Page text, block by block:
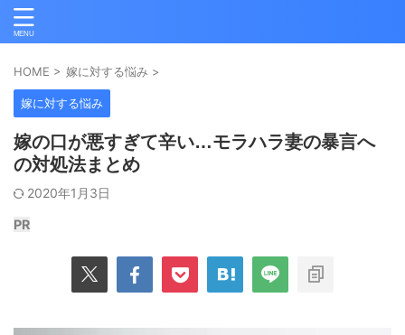
HOME > 嫁に対する悩み >
嫁に対する悩み
嫁の口が悪すぎて辛い…モラハラ妻の暴言へ
の対処法まとめ
2020年1月3日
PR